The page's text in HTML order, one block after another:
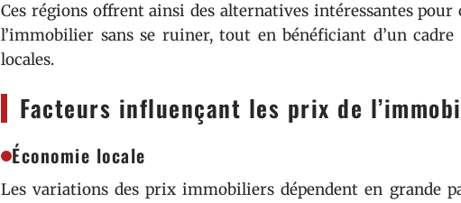
Ces régions offrent ainsi des alternatives intéressantes
l’immobilier sans se ruiner, tout en bénéficiant d’un
locales.
Facteurs influençant les prix de
Économie locale
Les variations des prix immobiliers dépendent en grande